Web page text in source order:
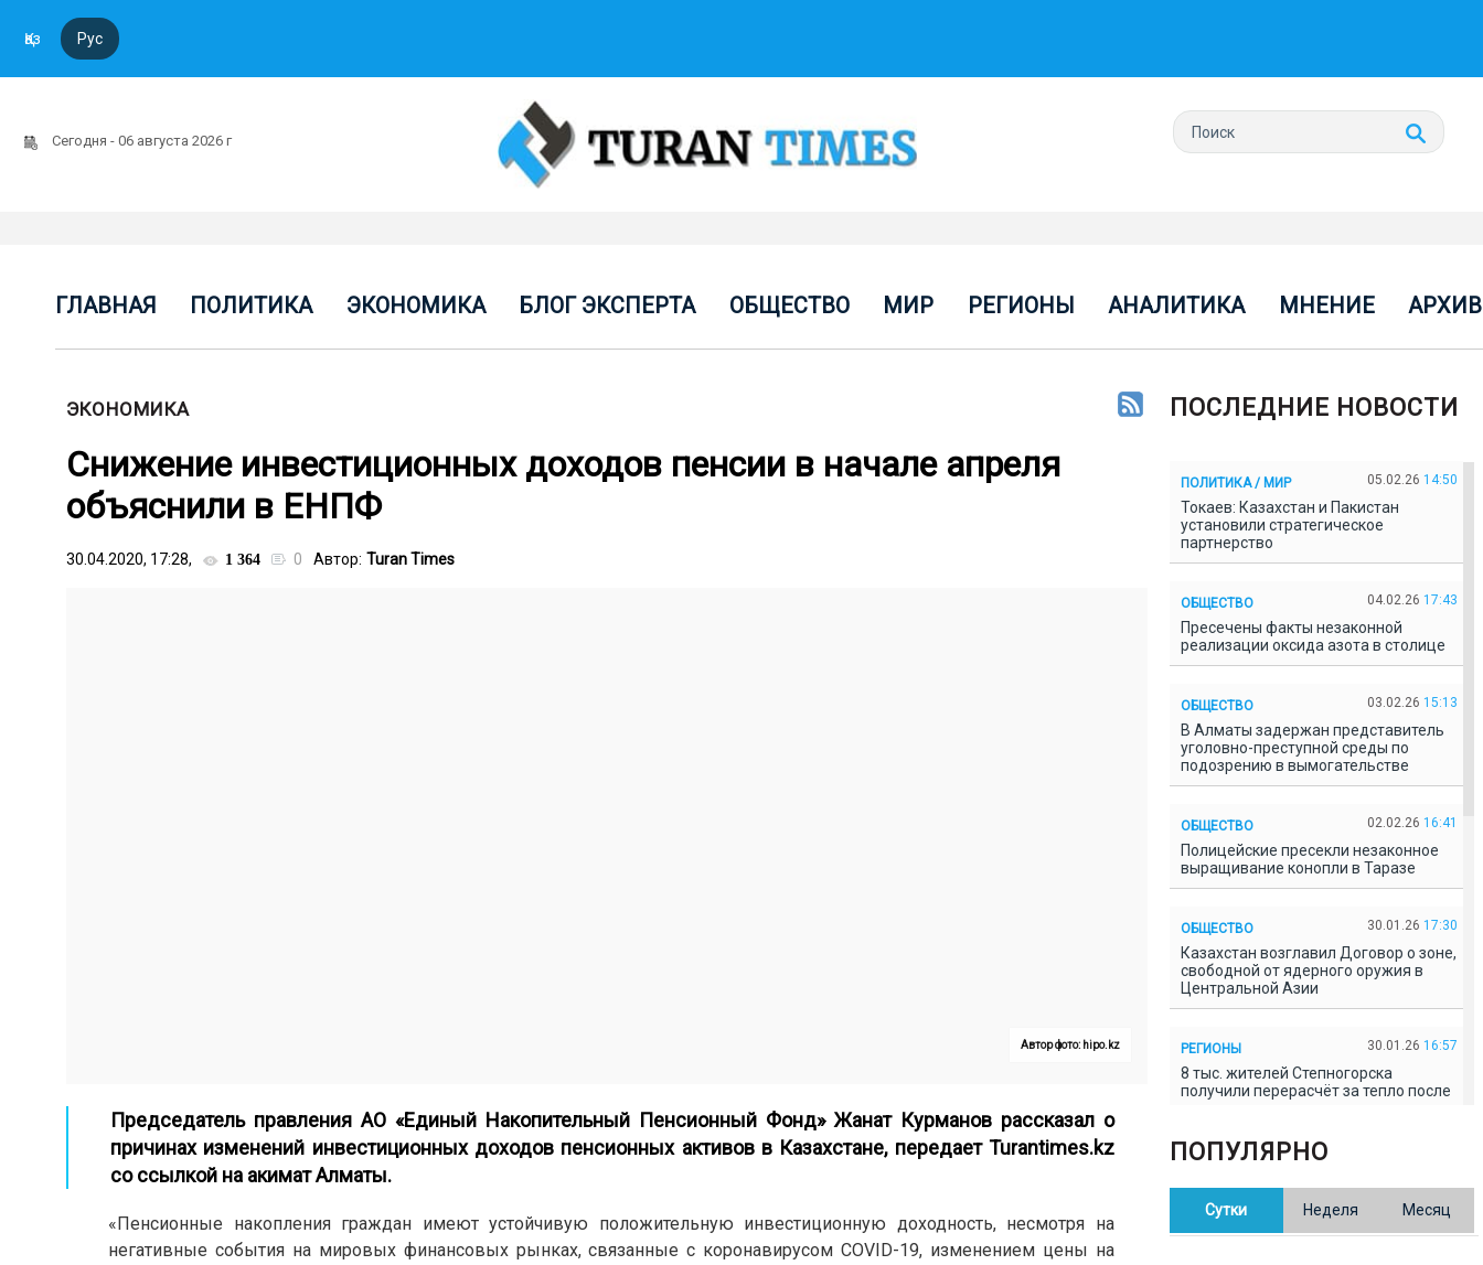
Қаз Рус
Сегодня - 06 августа 2026 г
ГЛАВНАЯ ПОЛИТИКА ЭКОНОМИКА БЛОГ ЭКСПЕРТА ОБЩЕСТВО МИР РЕГИОНЫ АНАЛИТИКА МНЕНИЕ АРХИВ
ЭКОНОМИКА
Снижение инвестиционных доходов пенсии в начале апреля
объяснили в ЕНПФ
30.04.2020, 17:28, 1 364 0 Автор: Turan Times
Автор фото: hipo.kz
Председатель правления АО «Единый Накопительный Пенсионный Фонд» Жанат Курманов рассказал о
причинах изменений инвестиционных доходов пенсионных активов в Казахстане, передает Turantimes.kz
со ссылкой на акимат Алматы.
«Пенсионные накопления граждан имеют устойчивую положительную инвестиционную доходность, несмотря на
негативные события на мировых финансовых рынках, связанные с коронавирусом COVID-19, изменением цены на
ПОСЛЕДНИЕ НОВОСТИ
ПОЛИТИКА / МИР 05.02.26 14:50
Токаев: Казахстан и Пакистан
установили стратегическое
партнерство
ОБЩЕСТВО 04.02.26 17:43
Пресечены факты незаконной
реализации оксида азота в столице
ОБЩЕСТВО 03.02.26 15:13
В Алматы задержан представитель
уголовно-преступной среды по
подозрению в вымогательстве
ОБЩЕСТВО 02.02.26 16:41
Полицейские пресекли незаконное
выращивание конопли в Таразе
ОБЩЕСТВО 30.01.26 17:30
Казахстан возглавил Договор о зоне,
свободной от ядерного оружия в
Центральной Азии
РЕГИОНЫ 30.01.26 16:57
8 тыс. жителей Степногорска
получили перерасчёт за тепло после
В Казахстане готовят новую
редакцию Конституции: меняется
ПОПУЛЯРНО
Сутки Неделя Месяц